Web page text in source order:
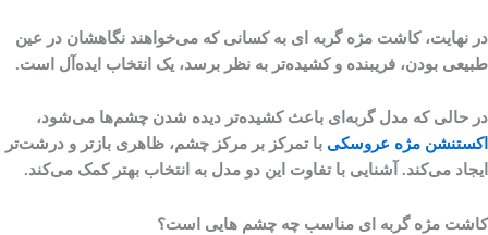
در نهایت، کاشت مژه گربه ای به کسانی که می‌خواهند نگاهشان در عین
طبیعی بودن، فریبنده و کشیده‌تر به نظر برسد، یک انتخاب ایده‌آل است.
در حالی که مدل گربه‌ای باعث کشیده‌تر دیده شدن چشم‌ها می‌شود،
اکستنشن مژه عروسکی با تمرکز بر مرکز چشم، ظاهری بازتر و درشت‌تر
ایجاد می‌کند. آشنایی با تفاوت این دو مدل به انتخاب بهتر کمک می‌کند.
کاشت مژه گربه ای مناسب چه چشم هایی است؟